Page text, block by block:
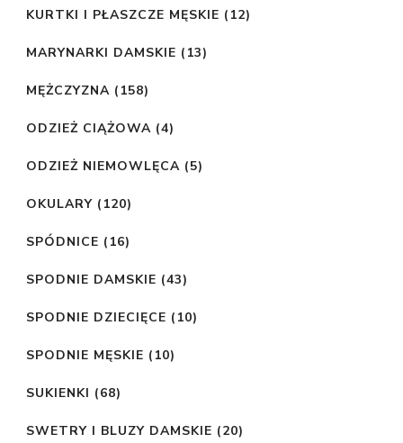
KURTKI I PŁASZCZE MĘSKIE (12)
MARYNARKI DAMSKIE (13)
MĘŻCZYZNA (158)
ODZIEŻ CIĄŻOWA (4)
ODZIEŻ NIEMOWLĘCA (5)
OKULARY (120)
SPÓDNICE (16)
SPODNIE DAMSKIE (43)
SPODNIE DZIECIĘCE (10)
SPODNIE MĘSKIE (10)
SUKIENKI (68)
SWETRY I BLUZY DAMSKIE (20)